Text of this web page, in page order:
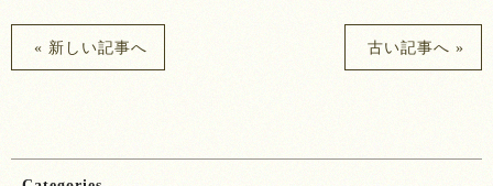
« 新しい記事へ 古い記事へ »